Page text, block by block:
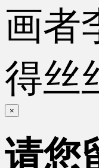
画者
得丝
×
请您